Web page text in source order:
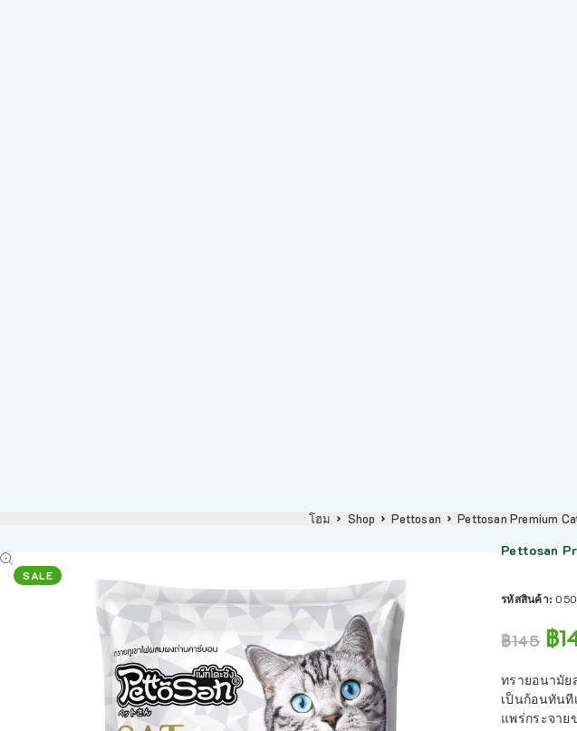
โฮม Shop Pettosan Pettosan Premium
SALE
Pettosan
รหัสสินค้า:
฿145 ฿
ทรายอนามั
เป็นก้อนทันที
แพร่กระจาย